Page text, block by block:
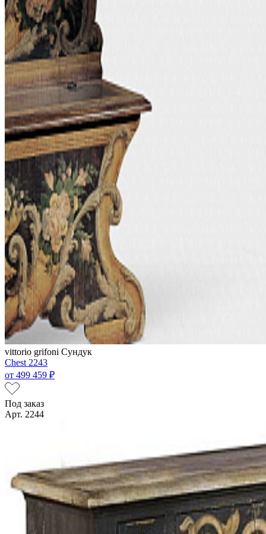
vittorio grifoni Сундук
Chest 2243
от 499 459 ₽
Под заказ
Арт. 2244